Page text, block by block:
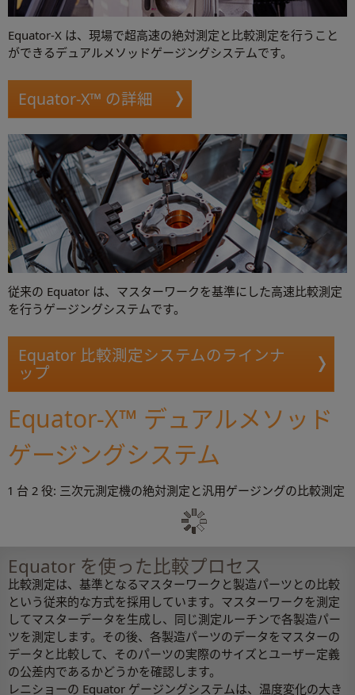
Equator-X は、現場で超高速の絶対測定と比較測定を行うこと
ができるデュアルメソッドゲージングシステムです。
Equator-X™ の詳細
従来の Equator は、マスターワークを基準にした高速比較測定
を行うゲージングシステムです。
Equator 比較測定システムのラインナ
ップ
Equator-X™ デュアルメソッド
ゲージングシステム
1 台 2 役: 三次元測定機の絶対測定と汎用ゲージングの比較測定
Equator を使った比較プロセス
比較測定は、基準となるマスターワークと製造パーツとの比較
という従来的な方式を採用しています。マスターワークを測定
してマスターデータを生成し、同じ測定ルーチンで各製造パー
ツを測定します。その後、各製造パーツのデータをマスターの
データと比較して、そのパーツの実際のサイズとユーザー定義
の公差内であるかどうかを確認します。
レニショーの Equator ゲージングシステムは、温度変化の大き